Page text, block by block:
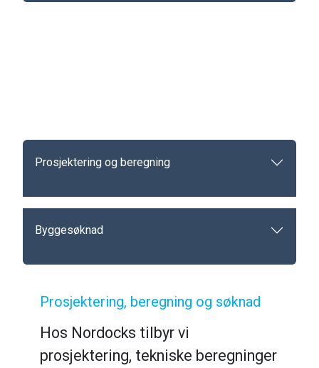
Prosjektering og beregning
Byggesøknad
Prosjektering, beregning og søknad
Hos Nordocks tilbyr vi
prosjektering, tekniske beregninger